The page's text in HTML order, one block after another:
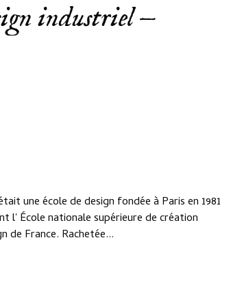
industriel —
une école de design fondée à Paris en 1981
l' École nationale supérieure de création
de France. Rachetée...